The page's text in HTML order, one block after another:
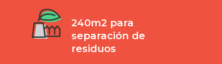
240m2 para
separación de
residuos